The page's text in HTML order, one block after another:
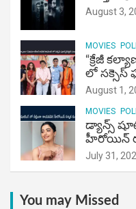
August 3,
MOVIES
“క్రేజీ
లో సక్సెస్
August 1,
MOVIES
డ్యాన్స్
హీరోయిన్
July 31,
You may Missed